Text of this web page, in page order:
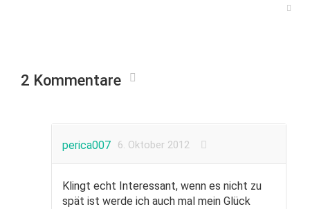
2 Kommentare
perica007 6. Oktober 2012
Klingt echt Interessant, wenn es nicht zu
spät ist werde ich auch mal mein Glück